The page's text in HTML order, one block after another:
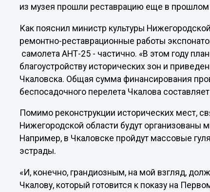
из музея прошли реставрацию еще в прошлом
Как пояснил министр культуры
ремонтно-реставрационные работы
самолета АНТ-25 - частично. «В этом году
благоустройству исторических зон и
Чкаловска. Общая сумма финансирования
беспосадочного перелета Чкалова
Помимо реконструкции исторических мест,
Нижегородской области будут
Например, в Чкаловске пройдут массовые
эстрады.
«И, конечно, грандиозным, на мой взгляд,
Чкалову, который готовится к показу на